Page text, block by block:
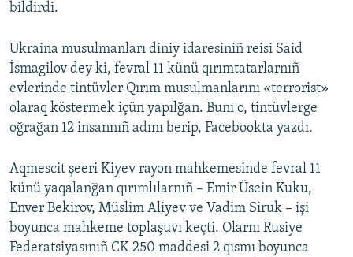
bildirdi.
Ukraina musulmanları diniy idaresiniñ reisi Said
İsmagilov dey ki, fevral 11 künü qırımtatarlarnıñ
evlerinde tintüvler Qırım musulmanlarını «terrorist»
olaraq köstermek içün yapılğan. Bunı o, tintüvlerge
oğrağan 12 insannıñ adını berip, Facebookta yazdı.
Aqmescit şeeri Kiyev rayon mahkemesinde fevral 11
künü yaqalanğan qırımlılarnıñ – Emir Üsein Kuku,
Enver Bekirov, Müslim Aliyev ve Vadim Siruk – işi
boyunca mahkeme toplaşuvı keçti. Olarnı Rusiye
Federatsiyasınıñ CK 250 maddesi 2 qısmı boyunca